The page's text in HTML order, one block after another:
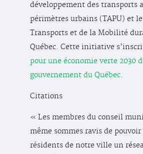
développement des transports
périmètres urbains (TAPU) et
Transports et de la Mobilité
Québec. Cette initiative
pour une économie verte 2030
gouvernement du Québec.
Citations
« Les membres du conseil
même sommes ravis de
résidents de notre ville un